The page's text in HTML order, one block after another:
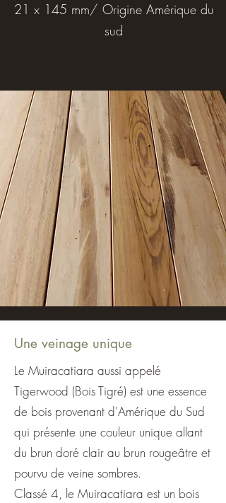
21 x 145 mm/ Origine Amérique du
sud
Une veinage unique
Le Muiracatiara aussi appelé
Tigerwood (Bois Tigré) est une essence
de bois provenant d'Amérique du Sud
qui présente une couleur unique allant
du brun doré clair au brun rougeâtre et
pourvu de veine sombres.
Classé 4, le Muiracatiara est un bois